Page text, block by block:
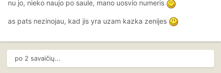
nu jo, nieko naujo po saule, mano uosvio numeris
as pats nezinojau, kad jis yra uzam kazka zenijes
po 2 savaičių...